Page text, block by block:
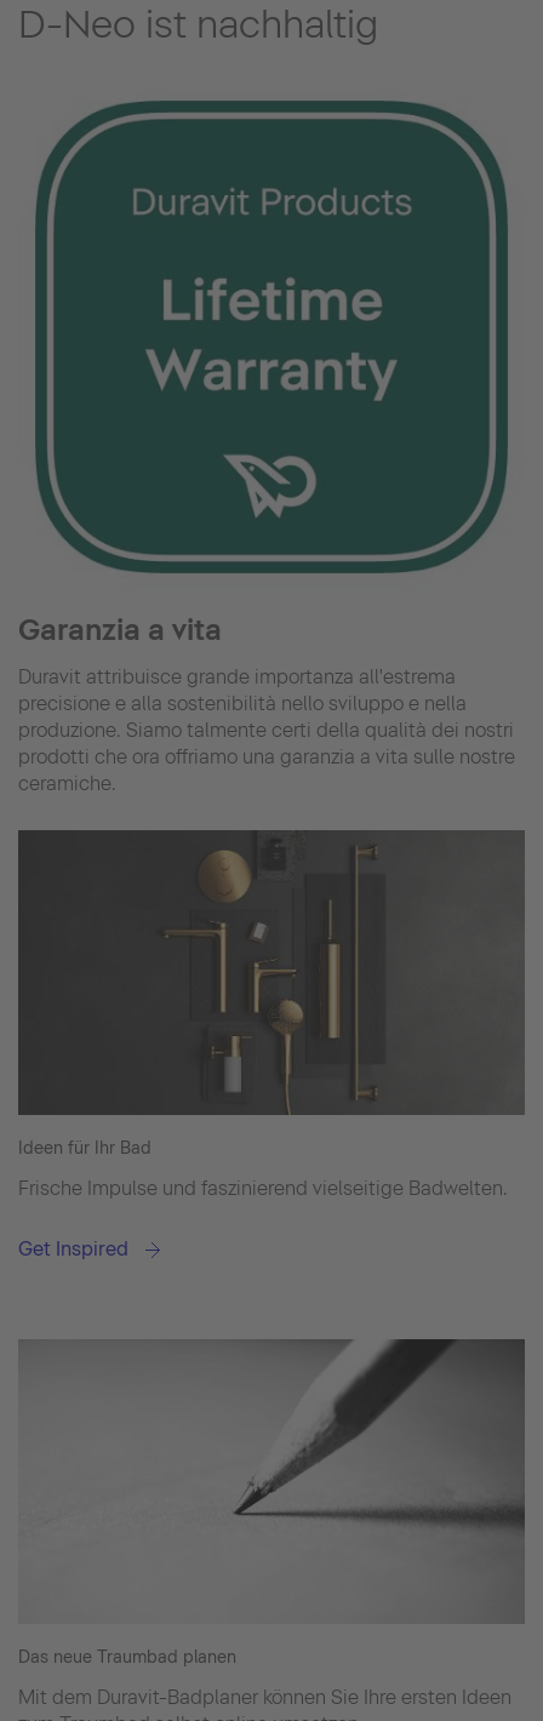
D-Neo ist nachhaltig
Garanzia a vita
Duravit attribuisce grande importanza all'estrema
precisione e alla sostenibilità nello sviluppo e nella
produzione. Siamo talmente certi della qualità dei nostri
prodotti che ora offriamo una garanzia a vita sulle nostre
ceramiche.
Ideen für Ihr Bad
Frische Impulse und faszinierend vielseitige Badwelten.
Get Inspired
Das neue Traumbad planen
Mit dem Duravit-Badplaner können Sie Ihre ersten Ideen